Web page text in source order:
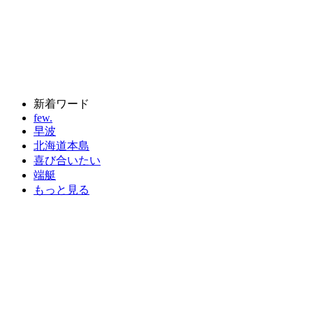
新着ワード
few.
早波
北海道本島
喜び合いたい
端艇
もっと見る